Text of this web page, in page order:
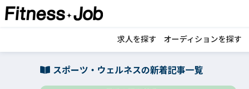
求人を探す オーディションを探す
スポーツ・ウェルネスの新着記事一覧